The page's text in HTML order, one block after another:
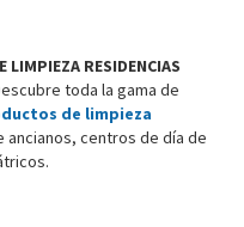
LIMPIEZA RESIDENCIAS
toda la gama de
de limpieza
ancianos, centros de día de